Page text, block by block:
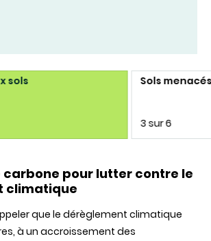
sols Sols
3 sur 6
carbone pour lutter contre le
climatique
que le dérèglement climatique
à un accroissement des